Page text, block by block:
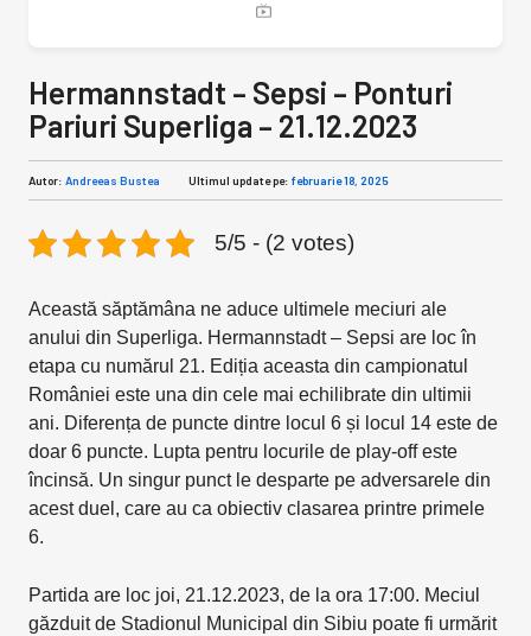
Hermannstadt – Sepsi – Ponturi
Pariuri Superliga – 21.12.2023
Autor: Andreeas Bustea Ultimul update pe: februarie 18, 2025
5/5 - (2 votes)
Această săptămâna ne aduce ultimele meciuri ale
anului din Superliga. Hermannstadt – Sepsi are loc în
etapa cu numărul 21. Ediția aceasta din campionatul
României este una din cele mai echilibrate din ultimii
ani. Diferența de puncte dintre locul 6 și locul 14 este de
doar 6 puncte. Lupta pentru locurile de play-off este
încinsă. Un singur punct le desparte pe adversarele din
acest duel, care au ca obiectiv clasarea printre primele
6.
Partida are loc joi, 21.12.2023, de la ora 17:00. Meciul
găzduit de Stadionul Municipal din Sibiu poate fi urmărit